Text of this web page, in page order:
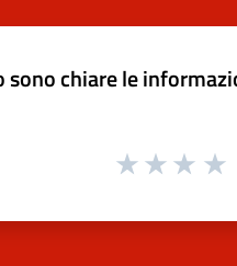
sono chiare le